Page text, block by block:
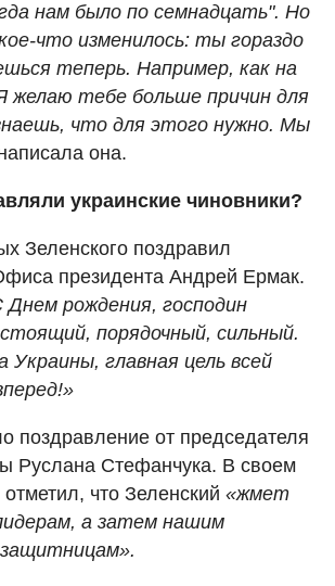
нам было по семнадцать". Но
что изменилось: ты гораздо
теперь. Например, как на
тебе больше причин для
что для этого нужно. Мы
она.
украинские чиновники?
Зеленского поздравил
президента Андрей Ермак.
Днем рождения, господин
порядочный, сильный.
Украины, главная цель всей
поздравление от председателя
Руслана Стефанчука. В своем
что Зеленский «жмет
а затем нашим